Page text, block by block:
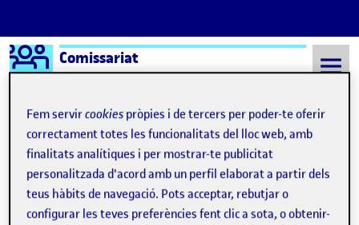
Saltar al contingut
Logo Ágora
Comissariat
Semestre 20222 - Aula 1 8 Setembre, 2021
8 Setembre, 2021
Fem servircookies pròpies i de tercers per poder-te oferir
correctament totes les funcionalitats del lloc web, amb
finalitats analítiques i per mostrar-te publicitat
personalitzada d'acord amb un perfil elaborat a partir dels
teus hàbits de navegació. Pots acceptar, rebutjar o
configurar les teves preferències fent clic a sota, o obtenir-